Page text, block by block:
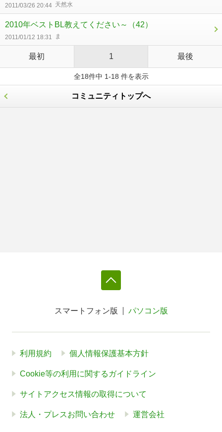
2011/03/26 20:44 天然水
2010年ベストBL教えてください～ （42）
2011/01/12 18:31 ま
最初 1 最後
全18件中 1-18 件を表示
コミュニティトップへ
スマートフォン版 パソコン版
利用規約 個人情報保護基本方針
Cookie等の利用に関するガイドライン
サイトアクセス情報の取得について
法人・プレスお問い合わせ 運営会社